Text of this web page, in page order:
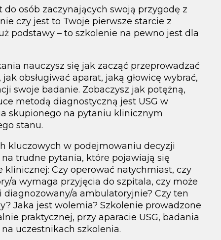
osób zaczynających swoją przygodę z
czy jest to Twoje pierwsze starcie z
podstawy – to szkolenie na pewno jest dla
nauczysz się jak zacząć przeprowadzać
obsługiwać aparat, jaką głowicę wybrać,
swoje badanie. Zobaczysz jak potężną,
metodą diagnostyczną jest USG w
skupionego na pytaniu klinicznym
stanu.
kluczowych w podejmowaniu decyzji
trudne pytania, które pojawiają się
klinicznej: Czy operować natychmiast, czy
a wymaga przyjęcia do szpitala, czy może
diagnozowany/a ambulatoryjnie? Czy ten
Jaka jest wolemia? Szkolenie prowadzone
praktycznej, przy aparacie USG, badania
uczestnikach szkolenia.